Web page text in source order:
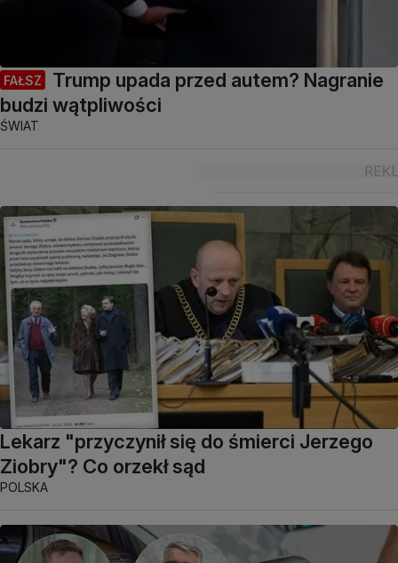
FAŁSZ
Trump upada przed autem? Nagranie
budzi wątpliwości
ŚWIAT
Lekarz "przyczynił się do śmierci Jerzego
Ziobry"? Co orzekł sąd
POLSKA